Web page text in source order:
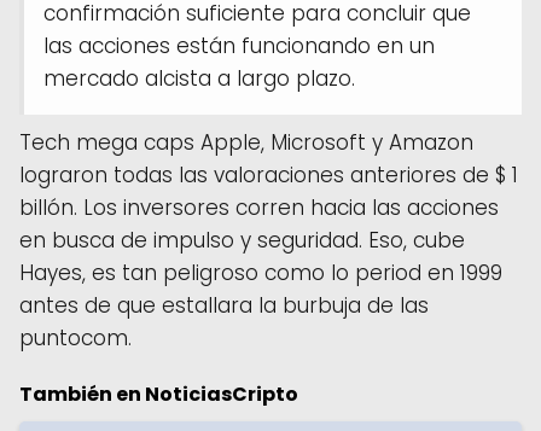
confirmación suficiente para concluir que
las acciones están funcionando en un
mercado alcista a largo plazo.
Tech mega caps Apple, Microsoft y Amazon
lograron todas las valoraciones anteriores de $ 1
billón. Los inversores corren hacia las acciones
en busca de impulso y seguridad. Eso, cube
Hayes, es tan peligroso como lo period en 1999
antes de que estallara la burbuja de las
puntocom.
También en NoticiasCripto